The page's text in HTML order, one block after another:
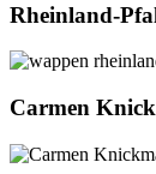
Rheinland-
Carmen